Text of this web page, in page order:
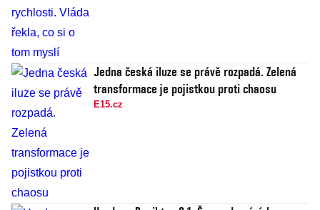
Jedna česká iluze se právě rozpadá. Zelená
transformace je pojistkou proti chaosu
E15.cz